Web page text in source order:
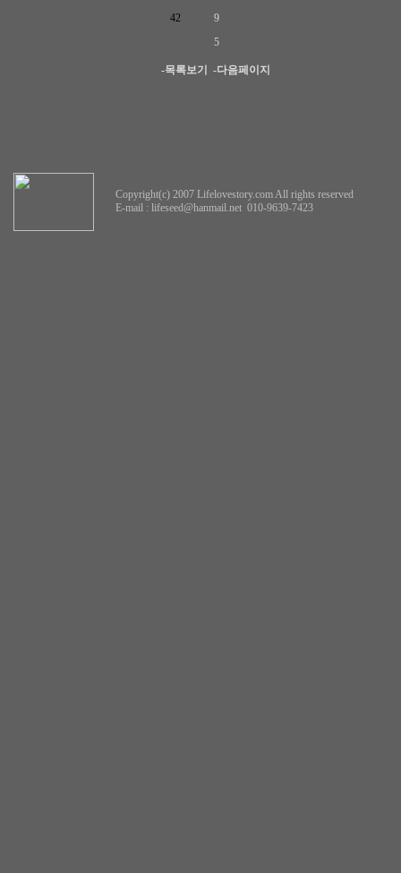
42
9
5
-목록보기 -다음페이지
Copyright(c) 2007 Lifelovestory.com All rights reserved
E-mail : lifeseed@hanmail.net 010-9639-7423